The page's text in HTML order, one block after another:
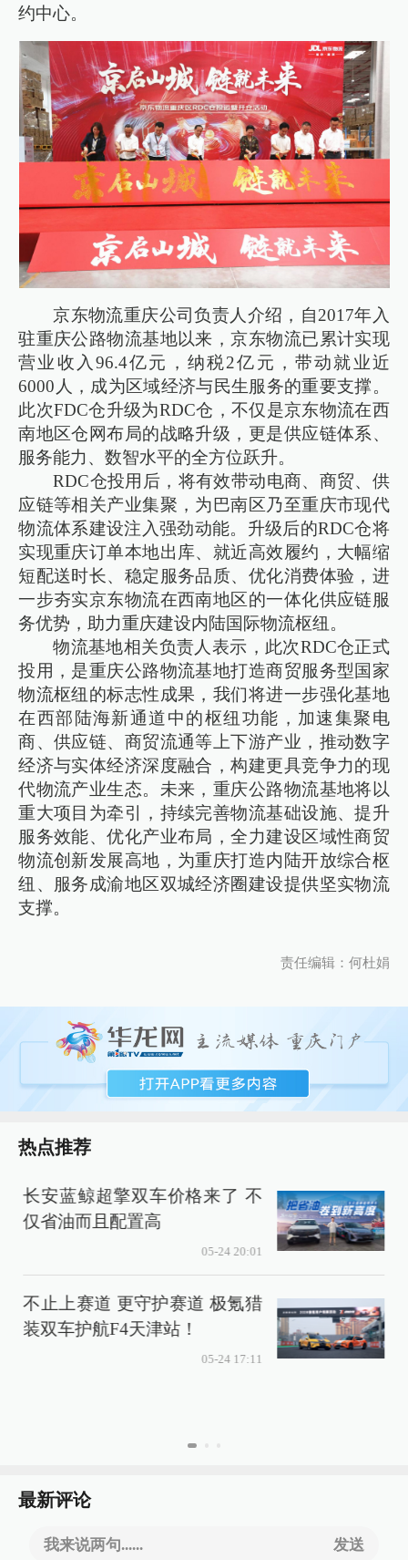
约中心。
京东物流重庆公司负责人介绍，自2017年入
驻重庆公路物流基地以来，京东物流已累计实现
营业收入96.4亿元，纳税2亿元，带动就业近
6000人，成为区域经济与民生服务的重要支撑。
此次FDC仓升级为RDC仓，不仅是京东物流在西
南地区仓网布局的战略升级，更是供应链体系、
服务能力、数智水平的全方位跃升。
RDC仓投用后，将有效带动电商、商贸、供
应链等相关产业集聚，为巴南区乃至重庆市现代
物流体系建设注入强劲动能。升级后的RDC仓将
实现重庆订单本地出库、就近高效履约，大幅缩
短配送时长、稳定服务品质、优化消费体验，进
一步夯实京东物流在西南地区的一体化供应链服
务优势，助力重庆建设内陆国际物流枢纽。
物流基地相关负责人表示，此次RDC仓正式
投用，是重庆公路物流基地打造商贸服务型国家
物流枢纽的标志性成果，我们将进一步强化基地
在西部陆海新通道中的枢纽功能，加速集聚电
商、供应链、商贸流通等上下游产业，推动数字
经济与实体经济深度融合，构建更具竞争力的现
代物流产业生态。未来，重庆公路物流基地将以
重大项目为牵引，持续完善物流基础设施、提升
服务效能、优化产业布局，全力建设区域性商贸
物流创新发展高地，为重庆打造内陆开放综合枢
纽、服务成渝地区双城经济圈建设提供坚实物流
支撑。
责任编辑：何杜娟
热点推荐
长安蓝鲸超擎双车价格来了 不
仅省油而且配置高
05-24 20:01
不止上赛道 更守护赛道 极氪猎
装双车护航F4天津站！
05-24 17:11
最新评论
我来说两句...... 发送